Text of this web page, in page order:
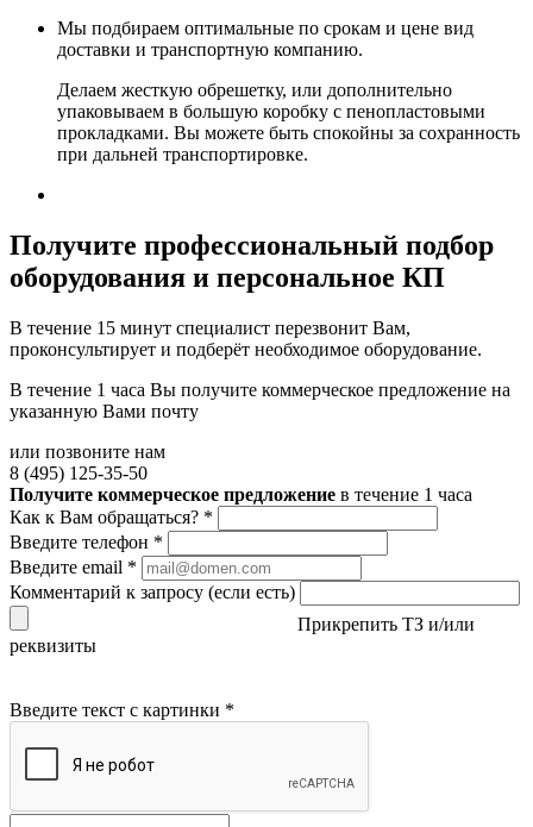
Мы подбираем оптимальные по срокам и цене вид
доставки и транспортную компанию.
Делаем жесткую обрешетку, или дополнительно
упаковываем в большую коробку с пенопластовыми
прокладками. Вы можете быть спокойны за сохранность
при дальней транспортировке.
Получите профессиональный подбор
оборудования и персональное КП
В течение 15 минут специалист перезвонит Вам,
проконсультирует и подберёт необходимое оборудование.
В течение 1 часа Вы получите коммерческое предложение на
указанную Вами почту
или позвоните нам
8 (495) 125-35-50
Получите коммерческое предложение в течение 1 часа
Как к Вам обращаться? *
Введите телефон *
Введите email *
Комментарий к запросу (если есть)
Прикрепить ТЗ и/или
реквизиты
Введите текст с картинки *